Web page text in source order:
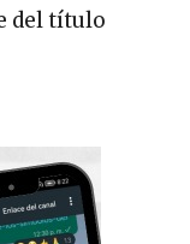
del título